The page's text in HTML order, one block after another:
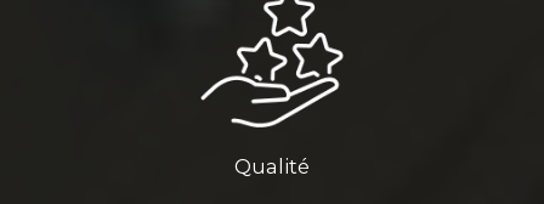
Qualité